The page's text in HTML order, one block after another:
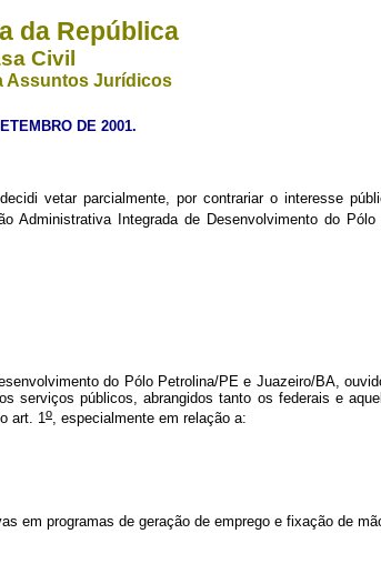
da República
Civil
Assuntos Jurídicos
DE 2001.
vetar parcialmente, por contrariar o interesse
Integrada de Desenvolvimento do
do Pólo Petrolina/PE e Juazeiro/BA,
serviços públicos, abrangidos tanto os federais e
art. 1o, especialmente em relação a:
em programas de geração de emprego e fixação de